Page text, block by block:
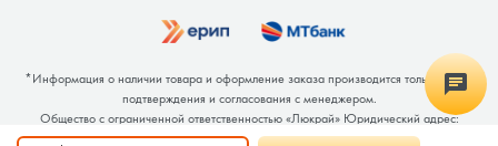
*Информация о наличии товара и оформление заказа производится только после
подтверждения и согласования с менеджером.
Общество с ограниченной ответственностью «Люкрай» Юридический адрес:
220062, г. Минск, ул. Тимирязева, дом 123, корп. 2, оф. 367/2 Почтовый адрес: